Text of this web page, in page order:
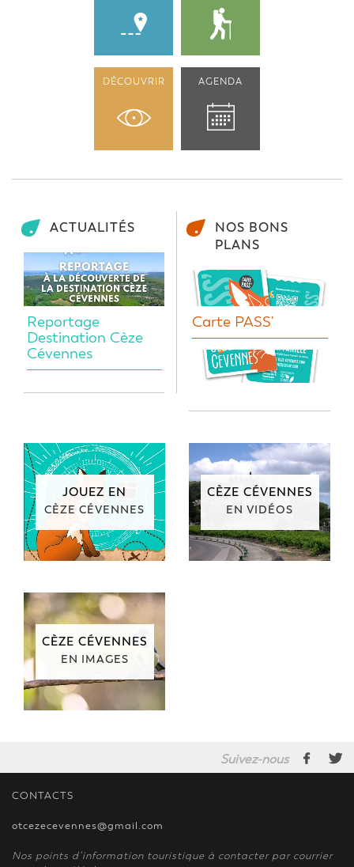
DÉCOUVRIR AGENDA
ACTUALITÉS
Reportage
Destination Cèze
Cévennes
NOS BONS
PLANS
Carte PASS'
JOUEZ EN
CÈZE CÉVENNES
CÈZE CÉVENNES
EN VIDÉOS
CÈZE CÉVENNES
EN IMAGES
Suivez-nous
CONTACTS
otcezecevennes@gmail.com
Nos points d’information touristique à contacter par courrier